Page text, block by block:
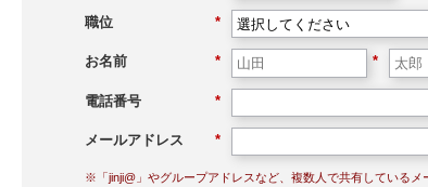
*
職位
*
お名前 *
*
電話番号
*
メールアドレス
※「jinji@」やグループアドレスなど、複数人で共有している